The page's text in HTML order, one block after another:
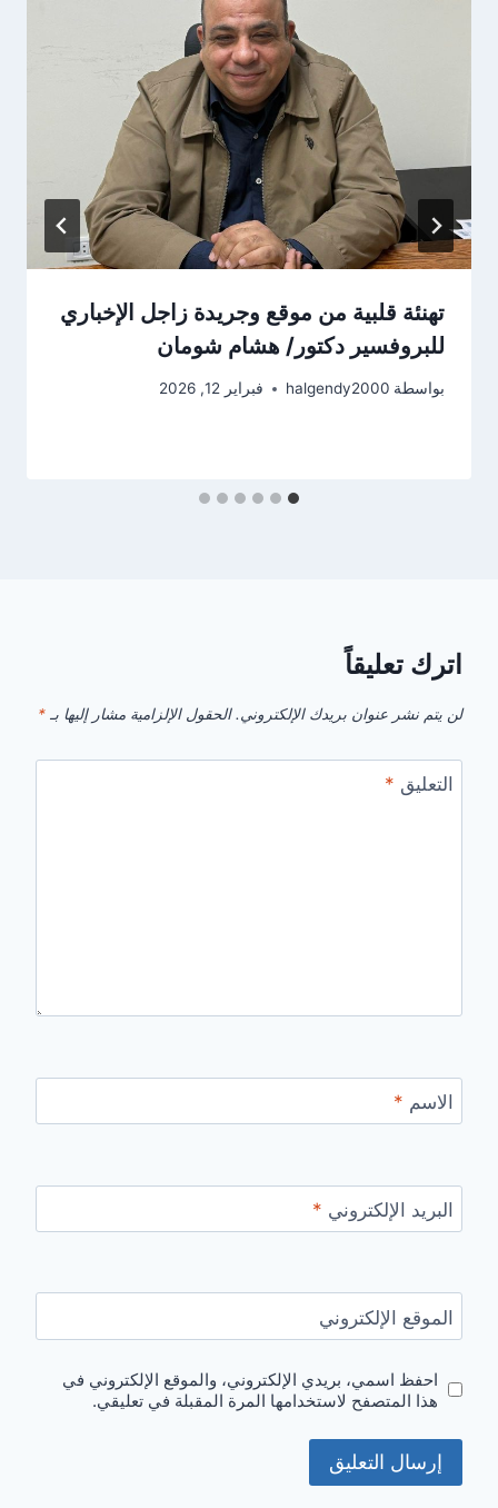
تهنئة قلبية من موقع وجريدة زاجل الإخباري
للبروفسير دكتور/ هشام شومان
بواسطة halgendy2000 فبراير 12, 2026
اترك تعليقاً
لن يتم نشر عنوان بريدك الإلكتروني. الحقول الإلزامية مشار إليها بـ *
التعليق *
الاسم *
البريد الإلكتروني *
الموقع الإلكتروني
احفظ اسمي، بريدي الإلكتروني، والموقع الإلكتروني في
هذا المتصفح لاستخدامها المرة المقبلة في تعليقي.